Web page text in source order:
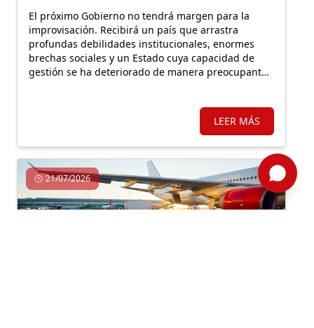
El próximo Gobierno no tendrá margen para la
improvisación. Recibirá un país que arrastra
profundas debilidades institucionales, enormes
brechas sociales y un Estado cuya capacidad de
gestión se ha deteriorado de manera preocupante
LEER MÁS
21/07/2026